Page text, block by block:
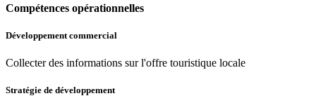
Compétences opérationnelles
Développement commercial
Collecter des informations sur l'offre touristique locale
Stratégie de développement